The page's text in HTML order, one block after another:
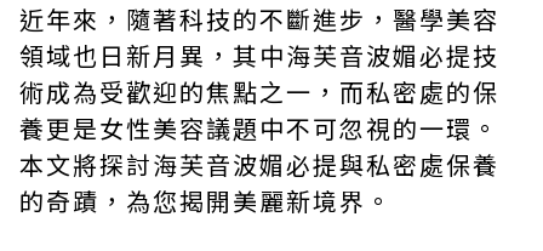
近年來，隨著科技的不斷進步，醫學美容
領域也日新月異，其中海芙音波媚必提技
術成為受歡迎的焦點之一，而私密處的保
養更是女性美容議題中不可忽視的一環。
本文將探討海芙音波媚必提與私密處保養
的奇蹟，為您揭開美麗新境界。